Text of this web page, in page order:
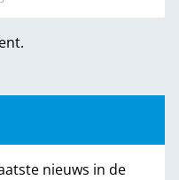
nieuws in de